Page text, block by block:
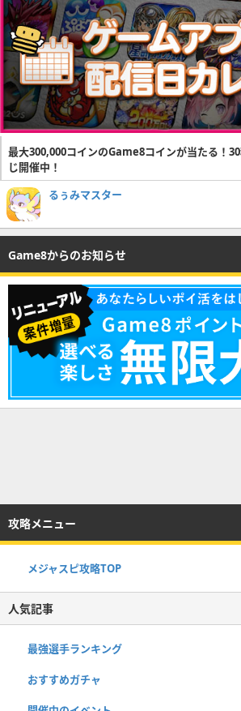
最大300,000コインのGame8コインが当たる！
じ開催中！
るぅみマスター
Game8からのお知らせ
攻略メニュー
メジャスピ攻略TOP
人気記事
最強選手ランキング
おすすめガチャ